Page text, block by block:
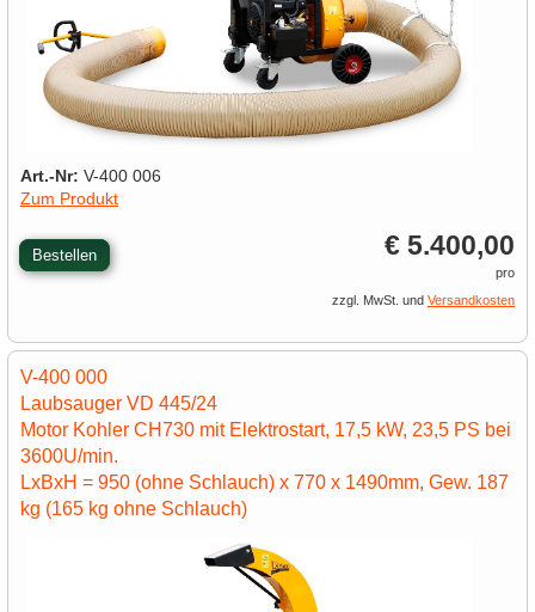
Art.-Nr: V-400 006
Zum Produkt
€ 5.400,00
pro
zzgl. MwSt. und Versandkosten
Bestellen
V-400 000
Laubsauger VD 445/24
Motor Kohler CH730 mit Elektrostart, 17,5 kW, 23,5 PS bei
3600U/min.
LxBxH = 950 (ohne Schlauch) x 770 x 1490mm, Gew. 187
kg (165 kg ohne Schlauch)